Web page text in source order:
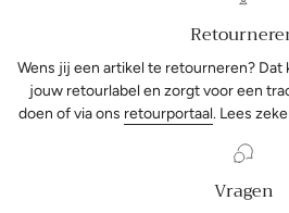
Wens jij een artikel te retourneren? Dat
jouw retourlabel en zorgt voor een
doen of via ons retourportaal. Lees
Vragen